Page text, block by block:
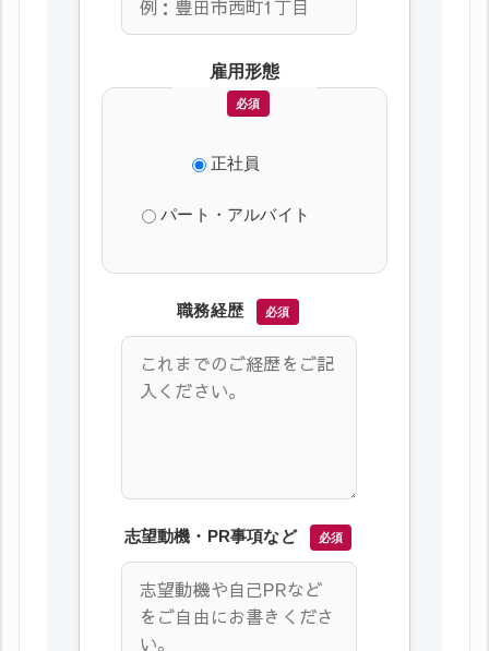
必須
正社員
パート・アルバイト
職務経歴 必須
志望動機・PR事項など 必須